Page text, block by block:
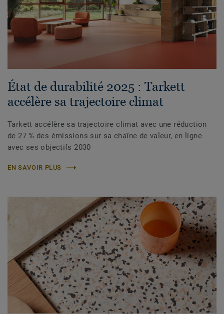
État de durabilité 2025 : Tarkett
accélère sa trajectoire climat
Tarkett accélère sa trajectoire climat avec une réduction
de 27 % des émissions sur sa chaîne de valeur, en ligne
avec ses objectifs 2030
EN SAVOIR PLUS